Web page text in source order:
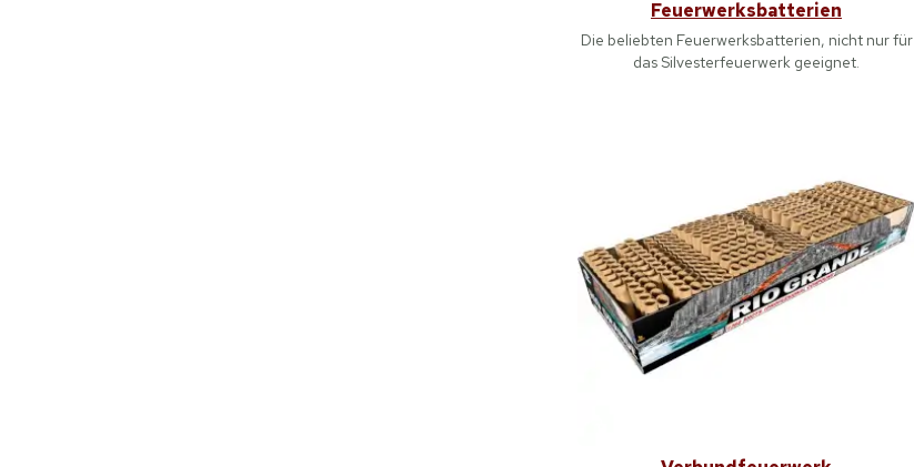
Feuerwerksbatterien
Die beliebten Feuerwerksbatterien, nicht nur für
das Silvesterfeuerwerk geeignet.